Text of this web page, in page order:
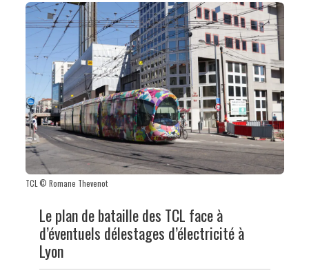
TCL © Romane Thevenot
Le plan de bataille des TCL face à
d’éventuels délestages d’électricité à
Lyon